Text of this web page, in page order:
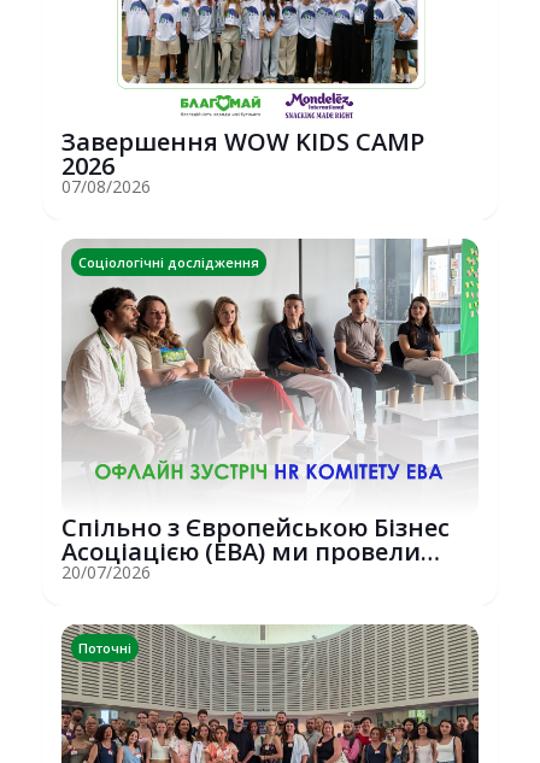
Завершення WOW KIDS CAMP
2026
07/08/2026
Соціологічні дослідження
Спільно з Європейською Бізнес
Асоціацією (EBA) ми провели
потужну о...
20/07/2026
Поточні